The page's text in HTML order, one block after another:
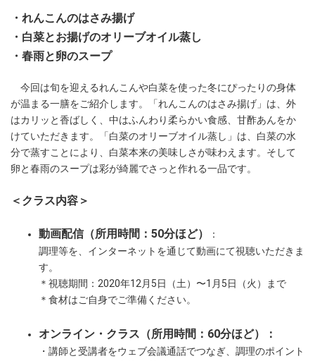
・れんこんのはさみ揚げ
・白菜とお揚げのオリーブオイル蒸し
・春雨と卵のスープ
今回は旬を迎えるれんこんや白菜を使った冬にぴったりの身体
が温まる一膳をご紹介します。「れんこんのはさみ揚げ」は、外
はカリッと香ばしく、中はふんわり柔らかい食感、甘酢あんをか
けていただきます。「白菜のオリーブオイル蒸し」は、白菜の水
分で蒸すことにより、白菜本来の美味しさが味わえます。そして
卵と春雨のスープは彩が綺麗でさっと作れる一品です。
＜クラス内容＞
動画配信（所用時間：50分ほど）
：
調理等を、インターネットを通じて動画にて視聴いただきま
す。
＊視聴期間：2020年12月5日（土）〜1月5日（火）まで
＊食材はご自身でご準備ください。
オンライン・クラス（所用時間：60分ほど）：
・講師と受講者をウェブ会議通話でつなぎ、調理のポイント